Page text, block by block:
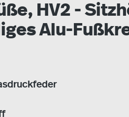
HV2 -
Alu-